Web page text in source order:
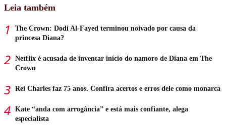
Leia também
The Crown: Dodi Al-Fayed terminou noivado por causa da
princesa Diana?
Netflix é acusada de inventar início do namoro de Diana em The
Crown
Rei Charles faz 75 anos. Confira acertos e erros dele como monarca
Kate “anda com arrogância” e está mais confiante, alega
especialista